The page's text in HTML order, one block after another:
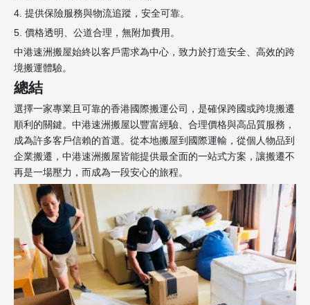
4. 提供保險服務與物流追蹤，安全可靠。
5. 價格透明、公道合理，無附加費用。
中港速洲搬屋始終以客戶需求為中心，致力於打造安全、高效的跨
境搬運體驗。
總結
選擇一家專業且可靠的香港國際搬運公司，是確保跨國或跨境搬遷
順利的關鍵。中港速洲搬屋以豐富經驗、合理價格與高品質服務，
成為許多客戶信賴的首選。從本地搬屋到國際運輸，從個人物品到
企業搬遷，中港速洲搬屋皆能提供最全面的一站式方案，讓搬遷不
再是一場壓力，而成為一段安心的旅程。